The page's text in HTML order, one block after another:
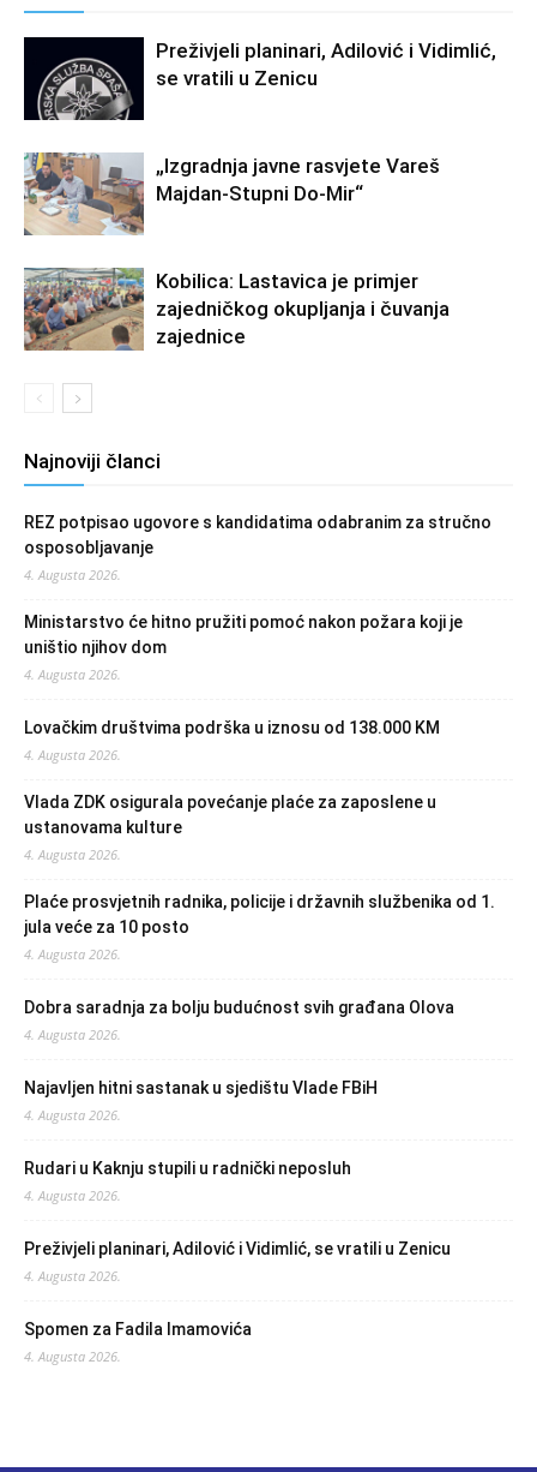
Preživjeli planinari, Adilović i Vidimlić,
se vratili u Zenicu
„Izgradnja javne rasvjete Vareš
Majdan-Stupni Do-Mir“
Kobilica: Lastavica je primjer
zajedničkog okupljanja i čuvanja
zajednice
Najnoviji članci
REZ potpisao ugovore s kandidatima odabranim za stručno
osposobljavanje
4. Augusta 2026.
Ministarstvo će hitno pružiti pomoć nakon požara koji je
uništio njihov dom
4. Augusta 2026.
Lovačkim društvima podrška u iznosu od 138.000 KM
4. Augusta 2026.
Vlada ZDK osigurala povećanje plaće za zaposlene u
ustanovama kulture
4. Augusta 2026.
Plaće prosvjetnih radnika, policije i državnih službenika od 1.
jula veće za 10 posto
4. Augusta 2026.
Dobra saradnja za bolju budućnost svih građana Olova
4. Augusta 2026.
Najavljen hitni sastanak u sjedištu Vlade FBiH
4. Augusta 2026.
Rudari u Kaknju stupili u radnički neposluh
4. Augusta 2026.
Preživjeli planinari, Adilović i Vidimlić, se vratili u Zenicu
4. Augusta 2026.
Spomen za Fadila Imamovića
4. Augusta 2026.